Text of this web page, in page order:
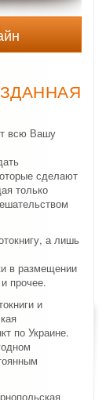
всю Вашу
сделают
только
а лишь
в размещении
прочее.
и
по Украине.